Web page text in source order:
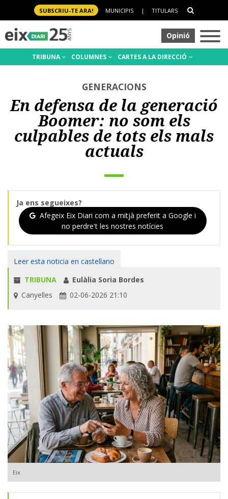
SUBSCRIU-TE ARA! MUNICIPIS | TITULARS
Opinió
TRIBUNA COLUMNES CARTES A LA DIRECCIÓ
GENERACIONS
En defensa de la generació
Boomer: no som els
culpables de tots els mals
actuals
Ja ens segueixes?
Afegeix Eix Diari com a mitjà preferit a Google i
no perdre't les nostres notícies
Leer esta noticia en castellano
TRIBUNA
Eulàlia Soria Bordes
Canyelles
02-06-2026 21:10
Eix